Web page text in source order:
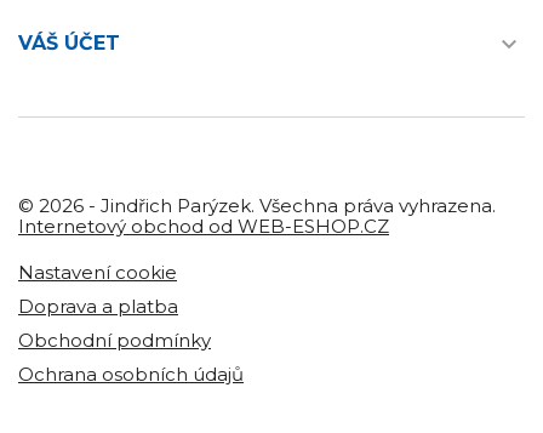
VÁŠ ÚČET 
© 2026 - Jindřich Parýzek. Všechna práva vyhrazena.
Internetový obchod od WEB-ESHOP.CZ
Nastavení cookie
Doprava a platba
Obchodní podmínky
Ochrana osobních údajů